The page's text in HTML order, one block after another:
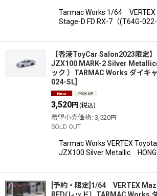
Tarmac Works 1/64 VERTEX
Stage-D FD RX-7（(T64G-
【香港ToyCar Salon2023限定
JZX100 MARK-2 Silver
ック ）TARMAC Works ダイキ
024-SL
3,520円 (税込)
希望小売価格: 3,520円
SOLD OUT
Tarmac Works VERTEX Toyota
JZX100 Silver Metallic HONG
[予約・限定]1/64 VERTEX